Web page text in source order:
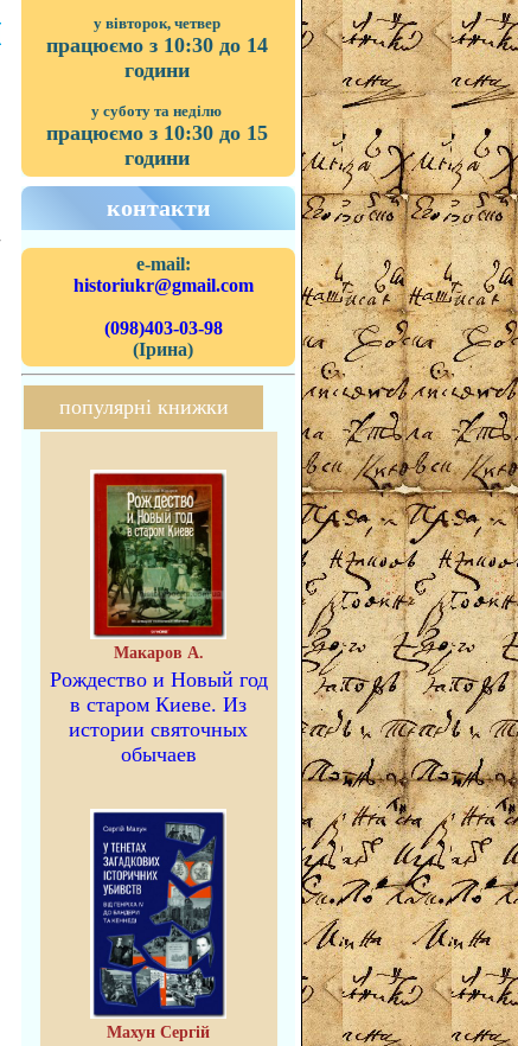
у вівторок, четвер
працюємо з 10:30 до 14
години
у суботу та неділю
працюємо з 10:30 до 15
години
контакти
e-mail:
historiukr@gmail.com
(098)403-03-98
(Ірина)
популярні книжки
Макаров А.
Рождество и Новый год
в старом Киеве. Из
истории святочных
обычаев
Махун Сергій